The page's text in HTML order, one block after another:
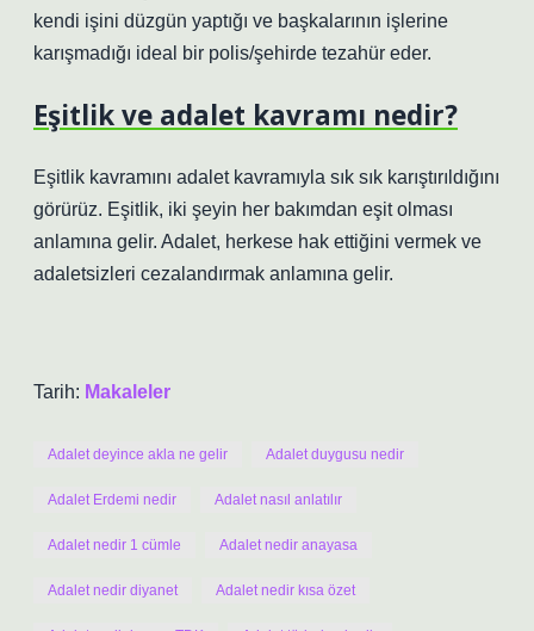
kendi işini düzgün yaptığı ve başkalarının işlerine
karışmadığı ideal bir polis/şehirde tezahür eder.
Eşitlik ve adalet kavramı nedir?
Eşitlik kavramını adalet kavramıyla sık sık karıştırıldığını
görürüz. Eşitlik, iki şeyin her bakımdan eşit olması
anlamına gelir. Adalet, herkese hak ettiğini vermek ve
adaletsizleri cezalandırmak anlamına gelir.
Tarih: Makaleler
Adalet deyince akla ne gelir Adalet duygusu nedir
Adalet Erdemi nedir Adalet nasıl anlatılır
Adalet nedir 1 cümle Adalet nedir anayasa
Adalet nedir diyanet Adalet nedir kısa özet